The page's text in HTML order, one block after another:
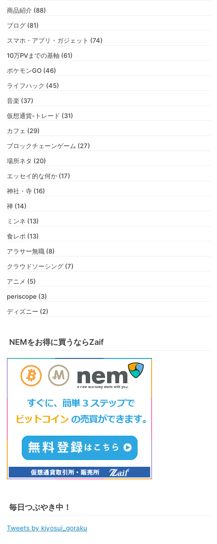
商品紹介 (88)
ブログ (81)
スマホ・アプリ・ガジェット (74)
10万PVまでの基軸 (61)
ポケモンGO (46)
ライフハック (45)
音楽 (37)
仮想通貨-トレード (31)
カフェ (29)
ブロックチェーンゲーム (27)
場所ネタ (20)
エッセイ的な何か (17)
神社・寺 (16)
禅 (14)
ミンネ (13)
食レポ (13)
アラサー無職 (8)
クラウドソーシング (7)
アニメ (5)
periscope (3)
ディズニー (2)
NEMをお得に買うならZaif
毎日つぶやき中！
Tweets by kiyosui_goraku